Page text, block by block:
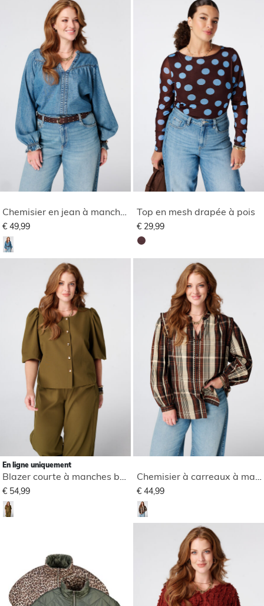
€ 49,99
Top en mesh drapée à pois
€ 29,99
En ligne uniquement
Blazer courte à manches bouffantes
€ 54,99
Chemisier à carreaux à manches volantées
€ 44,99